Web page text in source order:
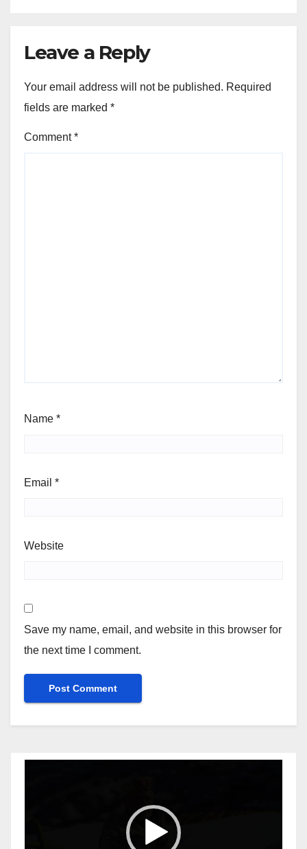
Leave a Reply
Your email address will not be published. Required
fields are marked *
Comment*
Name *
Email *
Website
Save my name, email, and website in this browser for
the next time I comment.